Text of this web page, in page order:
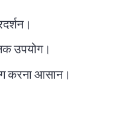
उपयोग।
करना आसान।